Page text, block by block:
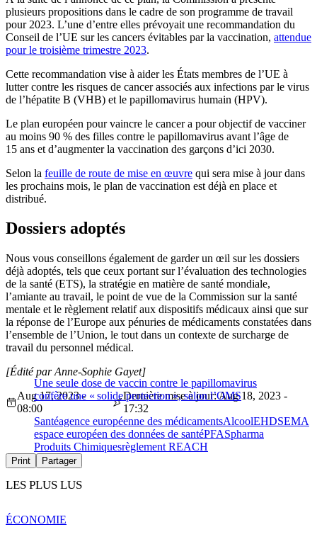
plusieurs propositions dans le cadre de son programme de travail
pour 2023. L’une d’entre elles prévoyait une recommandation du
Conseil de l’UE sur les cancers évitables par la vaccination, attendue
pour le troisième trimestre 2023.
Cette recommandation vise à aider les États membres de l’UE à
lutter contre les risques de cancer associés aux infections par le virus
de l’hépatite B (VHB) et le papillomavirus humain (HPV).
Le plan européen pour vaincre le cancer a pour objectif de vacciner
au moins 90 % des filles contre le papillomavirus avant l’âge de
15 ans et d’augmenter la vaccination des garçons d’ici 2030.
Selon la feuille de route de mise en œuvre qui sera mise à jour dans
les prochains mois, le plan de vaccination est déjà en place et
distribué.
Dossiers adoptés
Nous vous conseillons également de garder un œil sur les dossiers
déjà adoptés, tels que ceux portant sur l’évaluation des technologies
de la santé (ETS), la stratégie en matière de santé mondiale,
l’amiante au travail, le point de vue de la Commission sur la santé
mentale et le règlement relatif aux dispositifs médicaux ainsi que sur
la réponse de l’Europe aux pénuries de médicaments constatées dans
l’ensemble de l’Union, le tout dans un contexte de surcharge de
travail du personnel médical.
Une seule dose de vaccin contre le papillomavirus
confère une « solide protection », selon l’OMS
[Édité par Anne-Sophie Gayet]
Aug 17, 2023 -
08:00
Dernière mise à jour: Aug 18, 2023 -
17:32
Santéagence européenne des médicamentsAlcoolEHDSEMA
espace européen des données de santéPFASpharma
Produits Chimiquesrèglement REACH
Print Partager
LES PLUS LUS
ÉCONOMIE